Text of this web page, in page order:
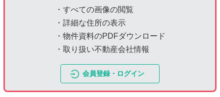
・すべての画像の閲覧
・詳細な住所の表示
・物件資料のPDFダウンロード
・取り扱い不動産会社情報
会員登録・ログイン